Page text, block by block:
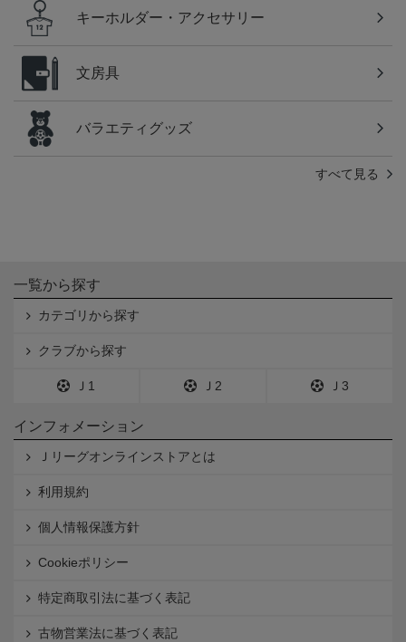
キーホルダー・アクセサリー
文房具
バラエティグッズ
すべて見る
一覧から探す
カテゴリから探す
クラブから探す
Ｊ1 Ｊ2 Ｊ3
インフォメーション
Ｊリーグオンラインストアとは
利用規約
個人情報保護方針
Cookieポリシー
特定商取引法に基づく表記
古物営業法に基づく表記